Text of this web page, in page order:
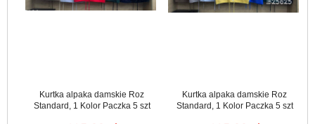
Kurtka alpaka damskie Roz
Standard, 1 Kolor Paczka 5 szt
Kurtka alpaka damskie Roz
Standard, 1 Kolor Paczka 5 szt